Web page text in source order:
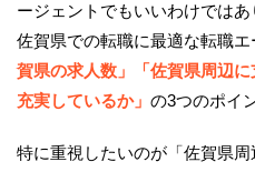
ージェントでもいいわけではあ
佐賀県での転職に最適な転職エ
賀県の求人数」「佐賀県周辺
充実しているか」 の3つのポイ
特に重視したいのが「佐賀県